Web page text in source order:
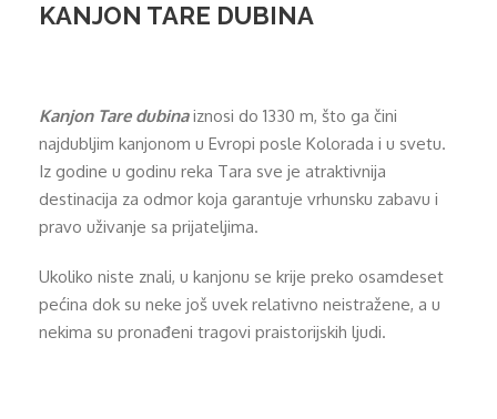
KANJON TARE DUBINA
Kanjon Tare dubinaiznosi do 1330 m, što ga čini
najdubljim kanjonom u Evropi posle Kolorada i u svetu.
Iz godine u godinu reka Tara sve je atraktivnija
destinacija za odmor koja garantuje vrhunsku zabavu i
pravo uživanje sa prijateljima.
Ukoliko niste znali, u kanjonu se krije preko osamdeset
pećina dok su neke još uvek relativno neistražene, a u
nekima su pronađeni tragovi praistorijskih ljudi.